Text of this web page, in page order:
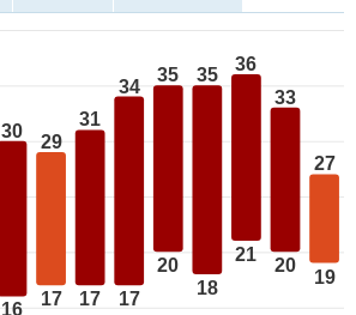
30
16
29
17
31
17
34
17
35
20
35
18
36
21
33
20
27
19